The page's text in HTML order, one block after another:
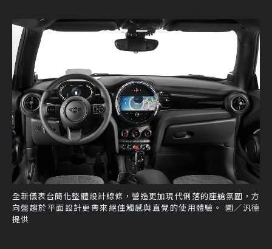
全新儀表台簡化整體設計線條，營造更加現代俐落的座艙氛圍，方
向盤趨於平面設計更帶來絕佳觸感與直覺的使用體驗。 圖／汎德
提供